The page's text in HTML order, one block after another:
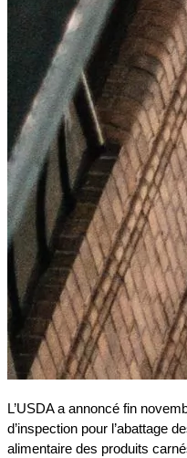
L’USDA a annoncé fin
d’inspection pour l’abattage
alimentaire des produits